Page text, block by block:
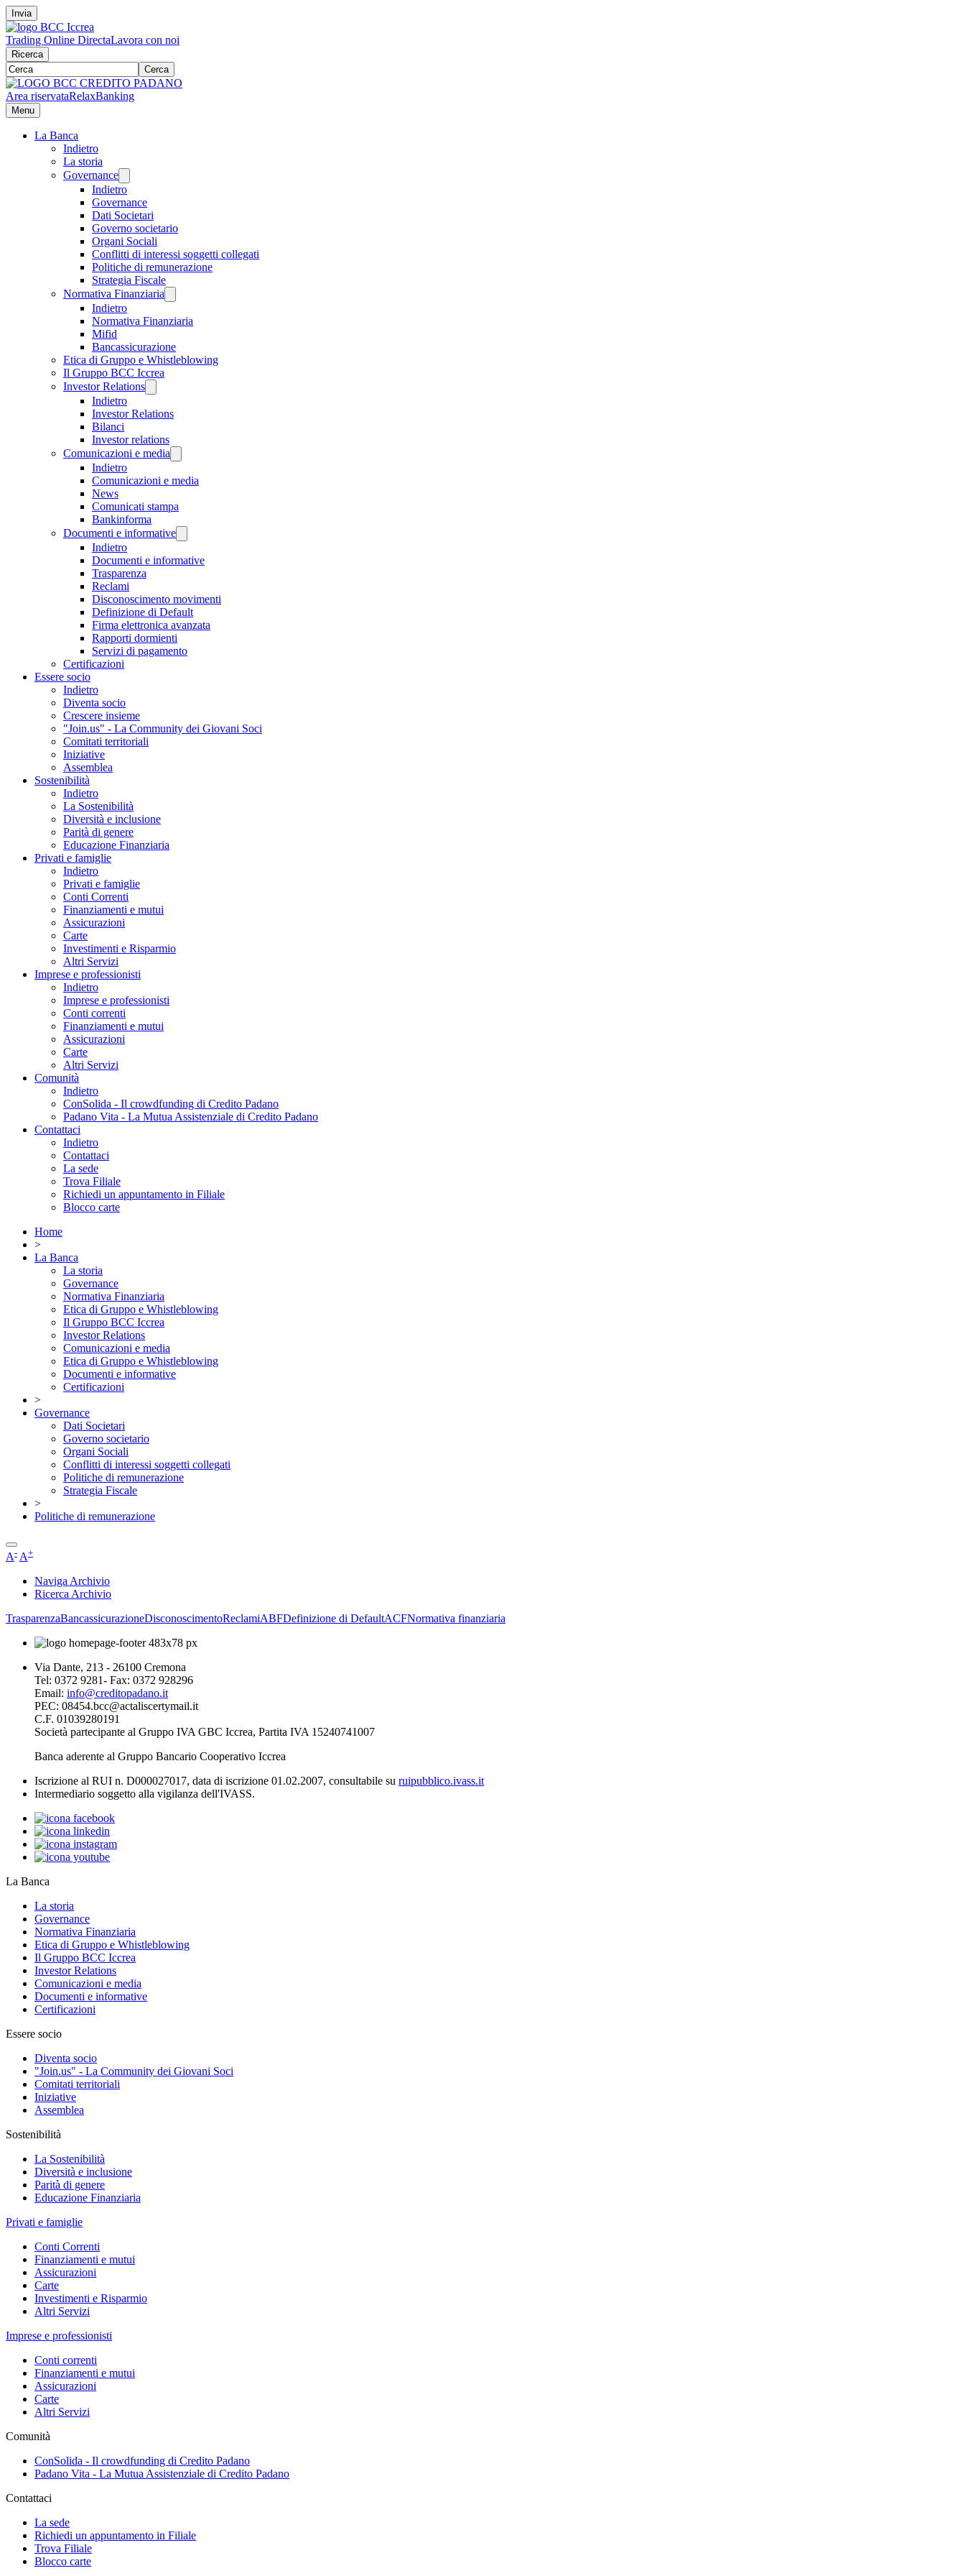
Invia
Trading Online DirectaLavora con noi
Ricerca
Cerca
Area riservataRelaxBanking
Menu
La Banca
Indietro
La storia
Governance
Indietro
Governance
Dati Societari
Governo societario
Organi Sociali
Conflitti di interessi soggetti collegati
Politiche di remunerazione
Strategia Fiscale
Normativa Finanziaria
Indietro
Normativa Finanziaria
Mifid
Bancassicurazione
Etica di Gruppo e Whistleblowing
Il Gruppo BCC Iccrea
Investor Relations
Indietro
Investor Relations
Bilanci
Investor relations
Comunicazioni e media
Indietro
Comunicazioni e media
News
Comunicati stampa
Bankinforma
Documenti e informative
Indietro
Documenti e informative
Trasparenza
Reclami
Disconoscimento movimenti
Definizione di Default
Firma elettronica avanzata
Rapporti dormienti
Servizi di pagamento
Certificazioni
Essere socio
Indietro
Diventa socio
Crescere insieme
"Join.us" - La Community dei Giovani Soci
Comitati territoriali
Iniziative
Assemblea
Sostenibilità
Indietro
La Sostenibilità
Diversità e inclusione
Parità di genere
Educazione Finanziaria
Privati e famiglie
Indietro
Privati e famiglie
Conti Correnti
Finanziamenti e mutui
Assicurazioni
Carte
Investimenti e Risparmio
Altri Servizi
Imprese e professionisti
Indietro
Imprese e professionisti
Conti correnti
Finanziamenti e mutui
Assicurazioni
Carte
Altri Servizi
Comunità
Indietro
ConSolida - Il crowdfunding di Credito Padano
Padano Vita - La Mutua Assistenziale di Credito Padano
Contattaci
Indietro
Contattaci
La sede
Trova Filiale
Richiedi un appuntamento in Filiale
Blocco carte
Home
>
La Banca
La storia
Governance
Normativa Finanziaria
Etica di Gruppo e Whistleblowing
Il Gruppo BCC Iccrea
Investor Relations
Comunicazioni e media
Etica di Gruppo e Whistleblowing
Documenti e informative
Certificazioni
>
Governance
Dati Societari
Governo societario
Organi Sociali
Conflitti di interessi soggetti collegati
Politiche di remunerazione
Strategia Fiscale
>
Politiche di remunerazione
A- A+
Naviga Archivio
Ricerca Archivio
TrasparenzaBancassicurazioneDisconoscimentoReclamiABFDefinizione di DefaultACFNormativa finanziaria
Via Dante, 213 - 26100 Cremona
Tel: 0372 9281- Fax: 0372 928296
Email: info@creditopadano.it
PEC: 08454.bcc@actaliscertymail.it
C.F. 01039280191
Società partecipante al Gruppo IVA GBC Iccrea, Partita IVA 15240741007
Banca aderente al Gruppo Bancario Cooperativo Iccrea
Iscrizione al RUI n. D000027017, data di iscrizione 01.02.2007, consultabile su ruipubblico.ivass.it
Intermediario soggetto alla vigilanza dell'IVASS.
La Banca
La storia
Governance
Normativa Finanziaria
Etica di Gruppo e Whistleblowing
Il Gruppo BCC Iccrea
Investor Relations
Comunicazioni e media
Documenti e informative
Certificazioni
Essere socio
Diventa socio
"Join.us" - La Community dei Giovani Soci
Comitati territoriali
Iniziative
Assemblea
Sostenibilità
La Sostenibilità
Diversità e inclusione
Parità di genere
Educazione Finanziaria
Privati e famiglie
Conti Correnti
Finanziamenti e mutui
Assicurazioni
Carte
Investimenti e Risparmio
Altri Servizi
Imprese e professionisti
Conti correnti
Finanziamenti e mutui
Assicurazioni
Carte
Altri Servizi
Comunità
ConSolida - Il crowdfunding di Credito Padano
Padano Vita - La Mutua Assistenziale di Credito Padano
Contattaci
La sede
Richiedi un appuntamento in Filiale
Trova Filiale
Blocco carte